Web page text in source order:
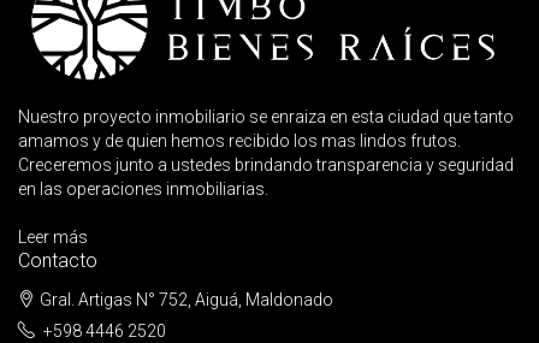
Nuestro proyecto inmobiliario se enraiza en esta ciudad que tanto
amamos y de quien hemos recibido los mas lindos frutos.
Creceremos junto a ustedes brindando transparencia y seguridad
en las operaciones inmobiliarias.
Leer más
Contacto
Gral. Artigas N° 752, Aiguá, Maldonado
+598 4446 2520